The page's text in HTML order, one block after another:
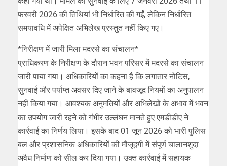
फरवरी 2026 की तिथियां भी निर्धारित की गईं, लेकिन निर्धारित
समयावधि में अपेक्षित अभिलेख प्रस्तुत नहीं किए गए।
*निरीक्षण में जारी मिला मदरसे का संचालन*
प्राधिकरण के निरीक्षण के दौरान भवन परिसर में मदरसे का संचालन
जारी पाया गया। अधिकारियों का कहना है कि लगातार नोटिस,
सुनवाई और पर्याप्त अवसर दिए जाने के बावजूद नियमों का अनुपालन
नहीं किया गया। आवश्यक अनुमतियों और अभिलेखों के अभाव में भवन
का उपयोग जारी रहने को गंभीर उल्लंघन मानते हुए एमडीडीए ने
कार्रवाई का निर्णय लिया। इसके बाद 01 जून 2026 को भारी पुलिस
बल और प्रशासनिक अधिकारियों की मौजूदगी में संपूर्ण चालानशुदा
अवैध निर्माण को सील कर दिया गया। उक्त कार्रवाई में सहायक